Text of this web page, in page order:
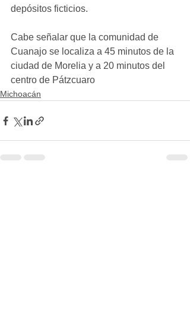
depósitos ficticios.
Cabe señalar que la comunidad de
Cuanajo se localiza a 45 minutos de la
ciudad de Morelia y a 20 minutos del
centro de Pátzcuaro
Michoacán